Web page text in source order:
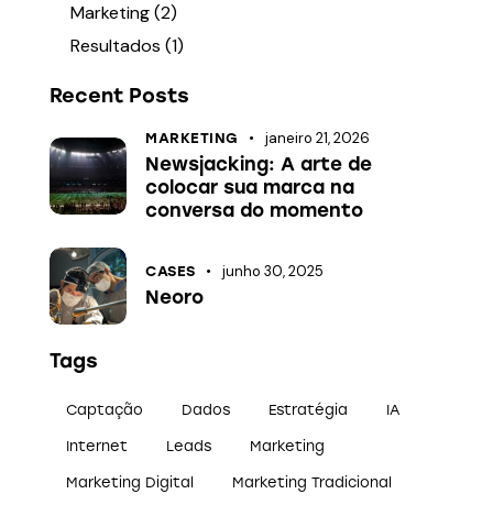
Marketing(2)
Resultados (1)
Recent Posts
MARKETING janeiro 21, 2026
Newsjacking: A arte de
colocar sua marca na
conversa do momento
CASES junho 30, 2025
Neoro
Tags
Captação Dados Estratégia IA
Internet Leads Marketing
Marketing Digital Marketing Tradicional